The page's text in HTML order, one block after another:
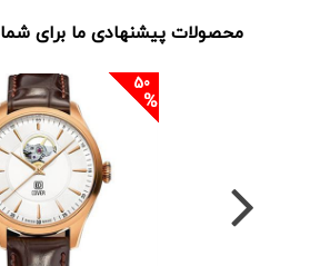
محصولات پیشنهادی ما برای شما
50